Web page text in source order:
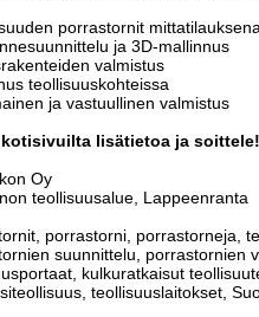
porrastornit
ja 3D-mallinnus
valmistus
teollisuuskohteissa
ja vastuullinen valmistus
lisätietoa ja soittele!
Oy
teollisuusalue, Lappeenranta
porrastorni, porrastorneja,
suunnittelu, porrastornien
kulkuratkaisut
teollisuuslaitokset,